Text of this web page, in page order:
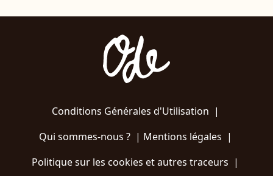
Conditions Générales d'Utilisation |
Qui sommes-nous ?| Mentions légales |
Politique sur les cookies et autres traceurs |